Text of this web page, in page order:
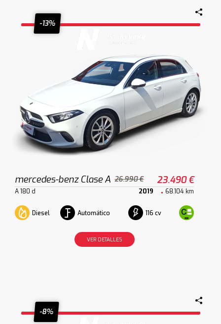
-13%
mercedes-benz Clase A 26.990 € 23.490 €
A 180 d 2019 68.104 km
Diesel Automático 116 cv
VER DETALLES
-8%